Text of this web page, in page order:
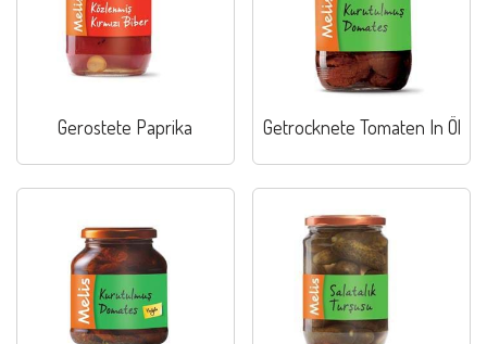
Gerostete Paprika Getrocknete Tomaten In Öl